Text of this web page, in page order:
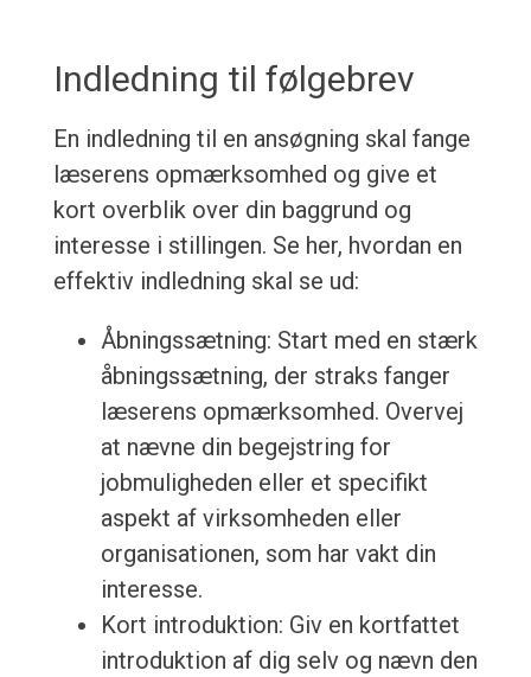
Indledning til følgebrev
En indledning til en ansøgning skal fange
læserens opmærksomhed og give et
kort overblik over din baggrund og
interesse i stillingen. Se her, hvordan en
effektiv indledning skal se ud:
Åbningssætning: Start med en stærk
åbningssætning, der straks fanger
læserens opmærksomhed. Overvej
at nævne din begejstring for
jobmuligheden eller et specifikt
aspekt af virksomheden eller
organisationen, som har vakt din
interesse.
Kort introduktion: Giv en kortfattet
introduktion af dig selv og nævn den